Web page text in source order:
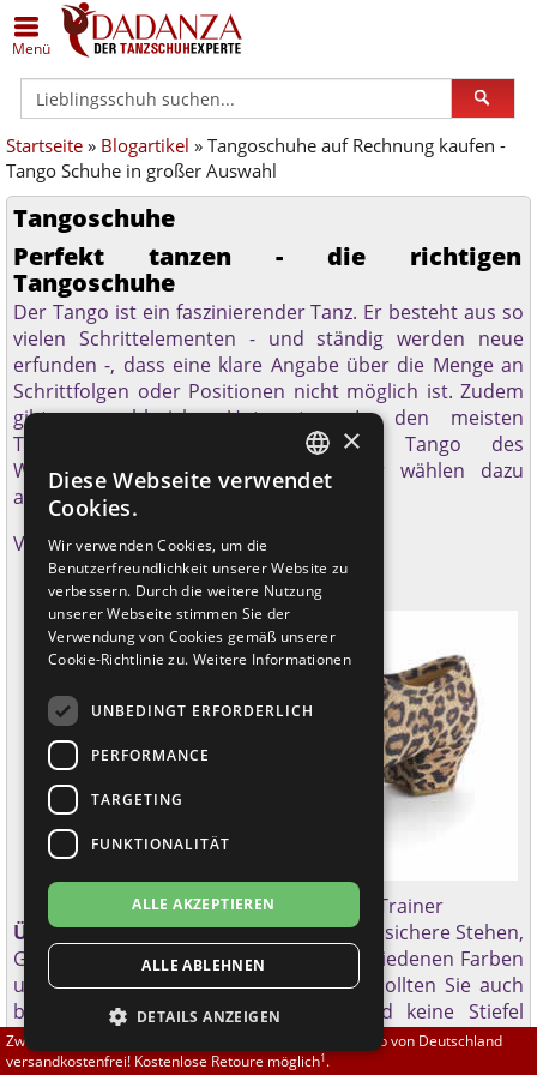
Menü
Zurück
Alle Damenschuhe
Geschlossene Schuhe
Offene Schuhe
Trainer
Gymnastik / Jazz
Gardestiefel
Orgelschuhe
Steppschuhe
Brautschuhe
Sneaker
Übergrößen 43-44
Flexerinas
Zurück
Schuhe in Silber
Schuhe in Bronze/Kupfer
Schuhe in Schwarz
Schuhe in Weiß
Schuhe - schmal
Schuhe - weit
Schuhe Hallux geeignet
Schuhe flach
Zurück
Anna Kern
Bleyer
Bloch
Dance Art
Dancin Milano
Diamant
Edward Moore
ExclusiveDanceShoes
Merlet
Nueva Epoca
RayRose
Rummos
Rumpf
Suny
TopTanz
Zurück
Alle Herrenschuhe
Klassische Herrenschuhe
Sneaker
Lateinschuhe
Gymnastik- / Jazzschuhe
Gardestiefel
Orgelschuhe
Steppschuhe
Zurück
Schuhe in Übergrößen
Schuhe (breit)
Schuhe (schmal)
Geteilte Sohle
Einlagengeeignet
Zurück
Dance Art
Diamant
Merlet
Nueva Epoca
Portdance
Rumpf
TopTanz
Werner Kern
Startseite » Blogartikel » Tangoschuhe auf Rechnung kaufen -
Tango Schuhe in großer Auswahl
Tangoschuhe
Perfekt tanzen - die richtigen
Tangoschuhe
Der Tango ist ein faszinierender Tanz. Er besteht aus so
vielen Schrittelementen - und ständig werden neue
erfunden -, dass eine klare Angabe über die Menge an
Schrittfolgen oder Positionen nicht möglich ist. Zudem
gibt es zahlreiche Unterarten. In den meisten
Tanzschulen bei uns wird der Tango des
Welttanzprogramms gelehrt. Anfänger wählen dazu
andereTanzschuheals Geübte.
Vom Übungsschuh ...
Tango Schuhe - Trainer
Übungsschuhe(Trainer) erleichtern das sichere Stehen,
Gehen und Drehen. Es gibt sie in verschiedenen Farben
und Materialien. Wie bei allen Tänzen sollten Sie auch
beim Tango keine Straßenschuhe und keine Stiefel
verwenden. Die
sind im Absatz sehr
viel flacher und breiter gearbeitet als die klassischen
Zwischen 70,00 EUR und 800,00 EUR liefern wir innerhalb von Deutschland
versandkostenfrei! Kostenlose Retoure möglich1.
GERMAN
×
Diese Webseite verwendet
Cookies.
Wir verwenden Cookies, um die
Benutzerfreundlichkeit unserer Website zu
verbessern. Durch die weitere Nutzung
unserer Webseite stimmen Sie der
Verwendung von Cookies gemäß unserer
Cookie-Richtlinie zu. Weitere Informationen
UNBEDINGT ERFORDERLICH
PERFORMANCE
TARGETING
FUNKTIONALITÄT
ALLE AKZEPTIEREN
ALLE ABLEHNEN
DETAILS ANZEIGEN